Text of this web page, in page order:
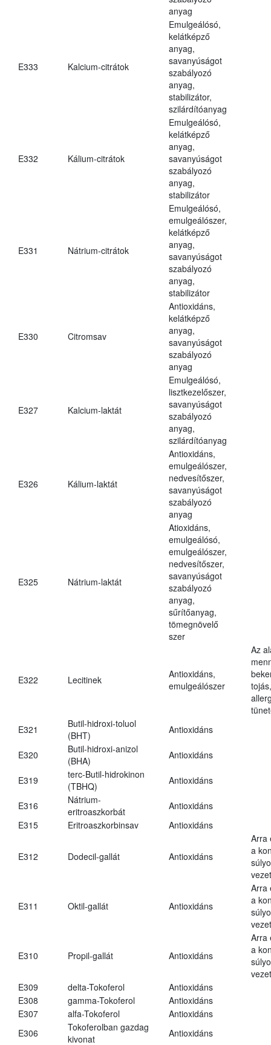
anyag
E333 Kalcium-citrátok
Emulgeálósó,
kelátképző
anyag,
savanyúságot
szabályozó
anyag,
stabilizátor,
szilárdítóanyag
E332 Kálium-citrátok
Emulgeálósó,
kelátképző
anyag,
savanyúságot
szabályozó
anyag,
stabilizátor
E331 Nátrium-citrátok
Emulgeálósó,
emulgeálószer,
kelátképző
anyag,
savanyúságot
szabályozó
anyag,
stabilizátor
E330 Citromsav
Antioxidáns,
kelátképző
anyag,
savanyúságot
szabályozó
anyag
E327 Kalcium-laktát
Emulgeálósó,
lisztkezelőszer,
savanyúságot
szabályozó
anyag,
szilárdítóanyag
E326 Kálium-laktát
Antioxidáns,
emulgeálószer,
nedvesítőszer,
savanyúságot
szabályozó
anyag
E325 Nátrium-laktát
Atioxidáns,
emulgeálósó,
emulgeálószer,
nedvesítőszer,
savanyúságot
szabályozó
anyag,
sűrítőanyag,
tömegnövelő
szer
E322 Lecitinek
Antioxidáns,
emulgeálószer
Az
E321
Butil-hidroxi-toluol
(BHT)
Antioxidáns
E320
Butil-hidroxi-anizol
(BHA)
Antioxidáns
E319
terc-Butil-hidrokinon
(TBHQ)
Antioxidáns
E316
Nátrium-
eritroaszkorbát
Antioxidáns
E315
Eritroaszkorbinsav Antioxidáns
E312 Dodecil-gallát Antioxidáns
Arra
a
E311 Oktil-gallát Antioxidáns
Arra
a
E310 Propil-gallát Antioxidáns
Arra
a
E309
delta-Tokoferol
Antioxidáns
E308
gamma-Tokoferol
Antioxidáns
E307
alfa-Tokoferol
Antioxidáns
E306
Tokoferolban gazdag
kivonat
Antioxidáns